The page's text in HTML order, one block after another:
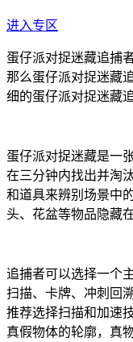
进入专区
蛋仔派对捉迷藏追捕
那么蛋仔派对捉迷藏
细的蛋仔派对捉迷藏
蛋仔派对捉迷藏是一
在三分钟内找出并淘
和道具来辨别场景中
头、花盆等物品隐藏
追捕者可以选择一个
扫描、卡牌、冲刺回
推荐选择扫描和加速
真假物体的轮廓，真